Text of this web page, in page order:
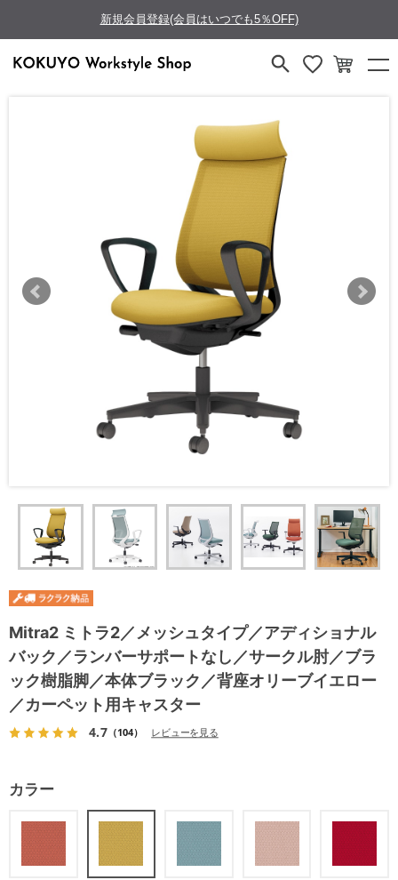
新規会員登録(会員はいつでも5％OFF)
Mitra2 ミトラ2／メッシュタイプ／アディショナル
バック／ランバーサポートなし／サークル肘／ブラ
ック樹脂脚／本体ブラック／背座オリーブイエロー
／カーペット用キャスター
4.7（104） レビューを見る
カラー